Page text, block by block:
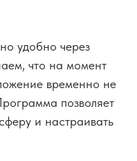
удобно через
что на момент
временно не
позволяет
и настраивать